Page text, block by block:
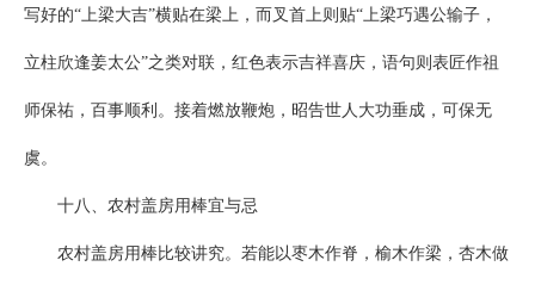
写好的“上梁大吉”横贴在梁上，而叉首上则贴“上梁巧遇公输子，
立柱欣逢姜太公”之类对联，红色表示吉祥喜庆，语句则表匠作祖
师保祐，百事顺利。接着燃放鞭炮，昭告世人大功垂成，可保无
虞。
十八、农村盖房用棒宜与忌
农村盖房用棒比较讲究。若能以枣木作脊，榆木作梁，杏木做